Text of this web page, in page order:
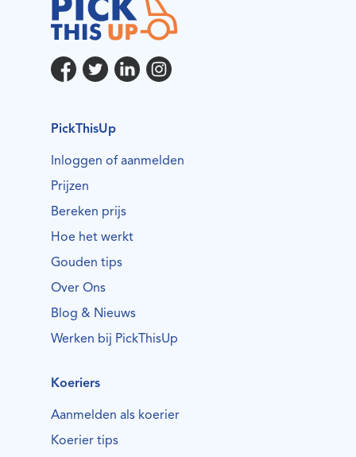
PickThisUp
Inloggen of aanmelden
Prijzen
Bereken prijs
Hoe het werkt
Gouden tips
Over Ons
Blog & Nieuws
Werken bij PickThisUp
Koeriers
Aanmelden als koerier
Koerier tips